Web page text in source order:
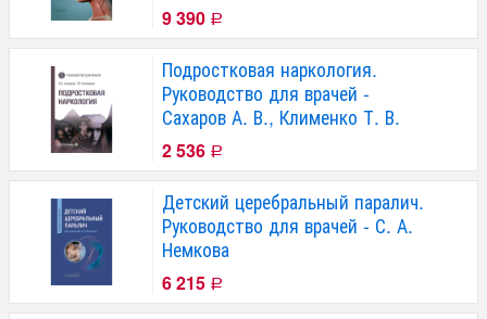
9 390 Р
Подростковая наркология.
Руководство для врачей -
Сахаров А. В., Клименко Т. В.
2 536 Р
Детский церебральный паралич.
Руководство для врачей - С. А.
Немкова
6 215 Р